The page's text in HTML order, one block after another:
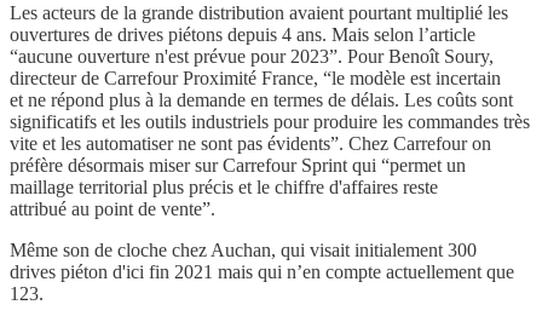
Les acteurs de la grande distribution avaient pourtant multiplié les
ouvertures de drives piétons depuis 4 ans. Mais selon l’article
“aucune ouverture n'est prévue pour 2023”. Pour Benoît Soury,
directeur de Carrefour Proximité France, “le modèle est incertain
et ne répond plus à la demande en termes de délais. Les coûts sont
significatifs et les outils industriels pour produire les commandes très
vite et les automatiser ne sont pas évidents”. Chez Carrefour on
préfère désormais miser sur Carrefour Sprint qui “permet un
maillage territorial plus précis et le chiffre d'affaires reste
attribué au point de vente”.
Même son de cloche chez Auchan, qui visait initialement 300
drives piéton d'ici fin 2021 mais qui n’en compte actuellement que
123.